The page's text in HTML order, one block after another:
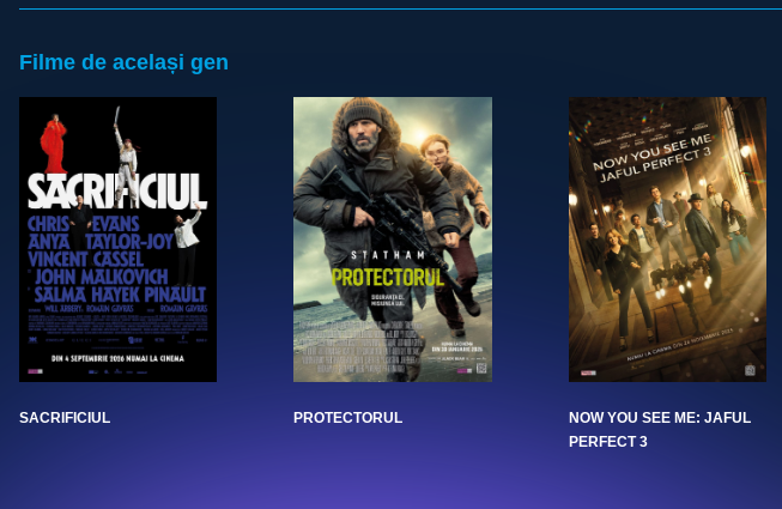
Filme de același gen
SACRIFICIUL PROTECTORUL
NOW YOU SEE ME: JAFUL
PERFECT 3